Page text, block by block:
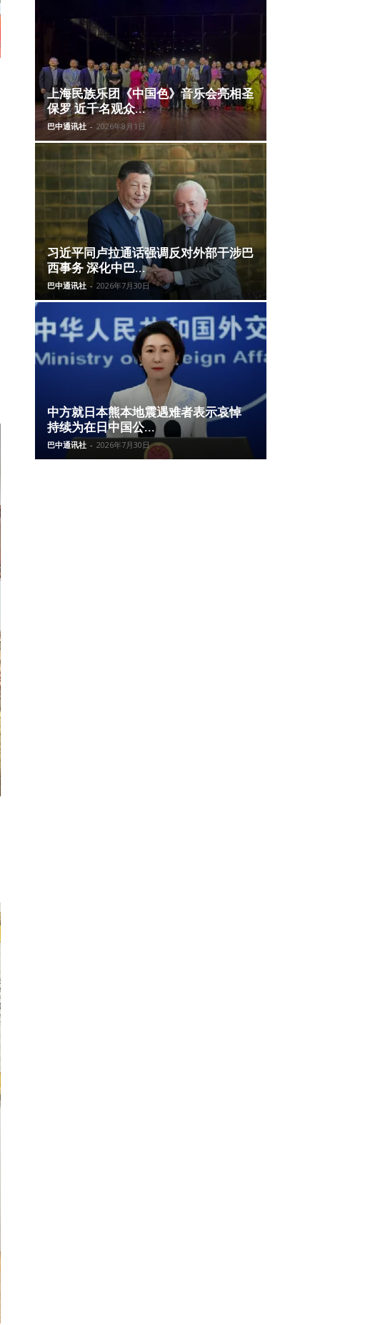
上海民族乐团《中国色》音乐会亮相圣
保罗 近千名观众...
巴中通讯社 - 2026年8月1日
习近平同卢拉通话强调反对外部干涉巴
西事务 深化中巴...
巴中通讯社 - 2026年7月30日
中方就日本熊本地震遇难者表示哀悼
持续为在日中国公...
巴中通讯社 - 2026年7月30日